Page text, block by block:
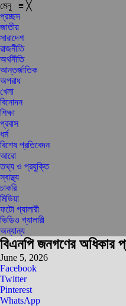
মেনু ≡ ╳
প্রচ্ছদ
জাতীয়
সারাদেশ
রাজনীতি
অর্থনীতি
আন্তর্জাতিক
অপরাধ
খেলা
বিনোদন
শিক্ষা
প্রবাস
ধর্ম
বিশেষ প্রতিবেদন
আরো
তথ্য ও প্রযুক্তি
স্বাস্থ্য
চাকরি
মিডিয়া
ফটো গ্যালারী
ভিডিও গ্যালারী
অন্যান্য
বিএনপি জনগণের অধিকার
June 5, 2026
Facebook
Twitter
Pinterest
WhatsApp